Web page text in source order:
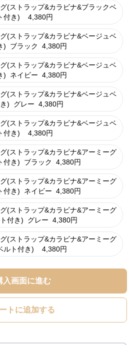
(ストラップ&カラビナ&ブラックベ
付き)
4,380円
(ストラップ&カラビナ&ベージュベ
)
ブラック 4,380円
(ストラップ&カラビナ&ベージュベ
)
ネイビー 4,380円
(ストラップ&カラビナ&ベージュベ
)
グレー 4,380円
(ストラップ&カラビナ&ベージュベ
付き)
4,380円
(ストラップ&カラビナ&アーミーグ
付き)
ブラック 4,380円
(ストラップ&カラビナ&アーミーグ
付き)
ネイビー 4,380円
(ストラップ&カラビナ&アーミーグ
付き)
グレー 4,380円
(ストラップ&カラビナ&アーミーグ
ルト付き)
4,380円
入画面に進む
トに追加する